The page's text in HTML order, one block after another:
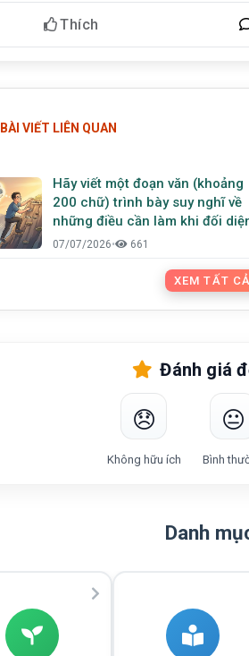
Thích
BÀI VIẾT LIÊN QUAN
Hãy viết một đoạn văn (khoảng
200 chữ) trình bày suy nghĩ về
những điều cần làm khi đối
với thất bại.
07/07/2026• 661
XEM TẤT
Đánh giá
😞
Không hữu ích
😐
Bình
Danh